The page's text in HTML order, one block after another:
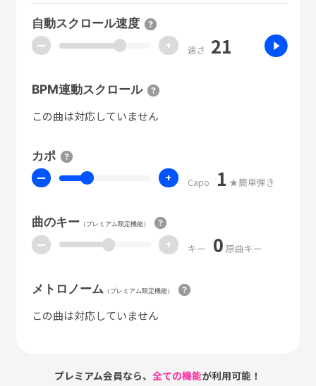
自動スクロール速度
ー + 速さ 21
BPM連動スクロール
この曲は対応していません
カポ
ー + Capo 1 ★簡単弾き
曲のキー（プレミアム限定機能）
ー + キー 0 原曲キー
メトロノーム （プレミアム限定機能）
この曲は対応していません
プレミアム会員なら、全ての機能が利用可能！